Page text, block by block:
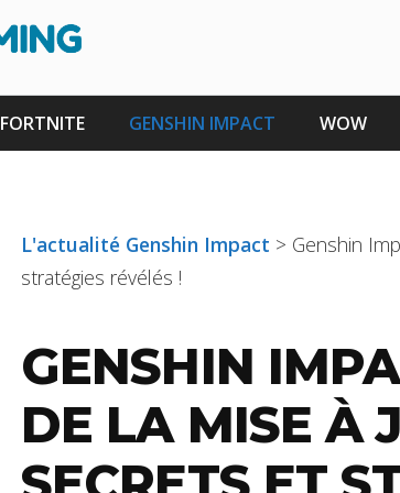
FORTNITE GENSHIN IMPACT WOW
L'actualité Genshin Impact > Genshin
stratégies révélés !
GENSHIN
DE LA MISE À